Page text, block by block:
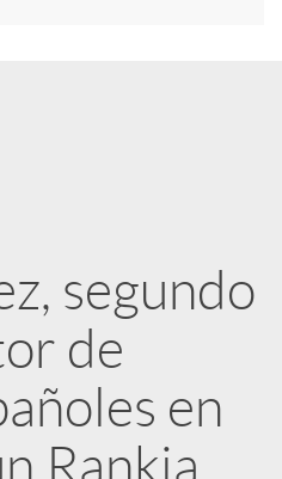
segundo
de
en
Rankia